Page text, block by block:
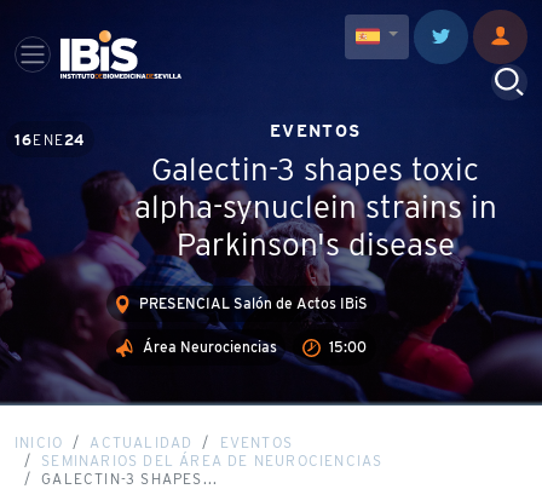
16ENE24 EVENTOS
Galectin-3 shapes toxic
alpha-synuclein strains in
Parkinson's disease
PRESENCIAL Salón de Actos IBiS
Área Neurociencias 15:00
INICIO ACTUALIDAD
EVENTOS
SEMINARIOS DEL ÁREA DE NEUROCIENCIAS
GALECTIN-3 SHAPES...